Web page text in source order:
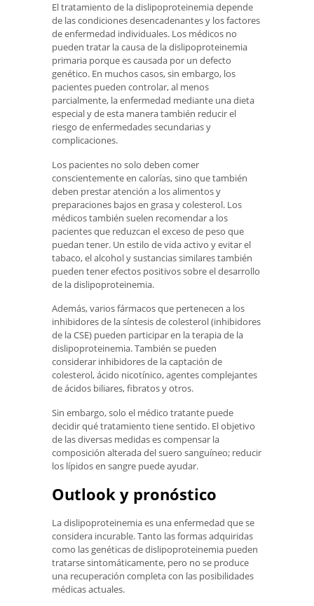
El tratamiento de la dislipoproteinemia depende
de las condiciones desencadenantes y los factores
de enfermedad individuales. Los médicos no
pueden tratar la causa de la dislipoproteinemia
primaria porque es causada por un defecto
genético. En muchos casos, sin embargo, los
pacientes pueden controlar, al menos
parcialmente, la enfermedad mediante una dieta
especial y de esta manera también reducir el
riesgo de enfermedades secundarias y
complicaciones.
Los pacientes no solo deben comer
conscientemente en calorías, sino que también
deben prestar atención a los alimentos y
preparaciones bajos en grasa y colesterol. Los
médicos también suelen recomendar a los
pacientes que reduzcan el exceso de peso que
puedan tener. Un estilo de vida activo y evitar el
tabaco, el alcohol y sustancias similares también
pueden tener efectos positivos sobre el desarrollo
de la dislipoproteinemia.
Además, varios fármacos que pertenecen a los
inhibidores de la síntesis de colesterol (inhibidores
de la CSE) pueden participar en la terapia de la
dislipoproteinemia. También se pueden
considerar inhibidores de la captación de
colesterol, ácido nicotínico, agentes complejantes
de ácidos biliares, fibratos y otros.
Sin embargo, solo el médico tratante puede
decidir qué tratamiento tiene sentido. El objetivo
de las diversas medidas es compensar la
composición alterada del suero sanguíneo; reducir
los lípidos en sangre puede ayudar.
Outlook y pronóstico
La dislipoproteinemia es una enfermedad que se
considera incurable. Tanto las formas adquiridas
como las genéticas de dislipoproteinemia pueden
tratarse sintomáticamente, pero no se produce
una recuperación completa con las posibilidades
médicas actuales.